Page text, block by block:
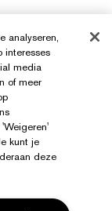
analyseren,
interesses
media
of meer
kunt je
deze